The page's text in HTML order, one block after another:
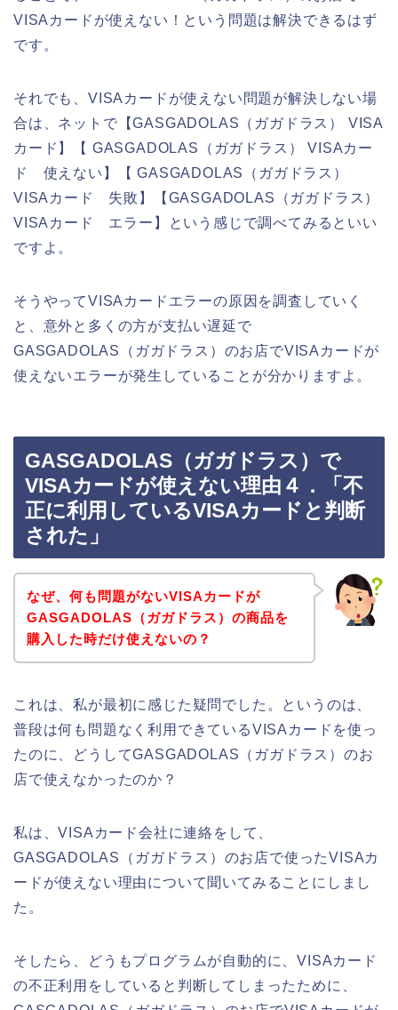
VISAカードが使えない！という問題は解決できるはず
です。
それでも、VISAカードが使えない問題が解決しない場
合は、ネットで【GASGADOLAS（ガガドラス） VISA
カード】【 GASGADOLAS（ガガドラス） VISAカー
ド 使えない】【 GASGADOLAS（ガガドラス）
VISAカード 失敗】【GASGADOLAS（ガガドラス）
VISAカード エラー】という感じで調べてみるといい
ですよ。
そうやってVISAカードエラーの原因を調査していく
と、意外と多くの方が支払い遅延で
GASGADOLAS（ガガドラス）のお店でVISAカードが
使えないエラーが発生していることが分かりますよ。
GASGADOLAS（ガガドラス）で
VISAカードが使えない理由４．「不
正に利用しているVISAカードと判断
された」
なぜ、何も問題がないVISAカードが
GASGADOLAS（ガガドラス）の商品を
購入した時だけ使えないの？
これは、私が最初に感じた疑問でした。というのは、
普段は何も問題なく利用できているVISAカードを使っ
たのに、どうしてGASGADOLAS（ガガドラス）のお
店で使えなかったのか？
私は、VISAカード会社に連絡をして、
GASGADOLAS（ガガドラス）のお店で使ったVISAカ
ードが使えない理由について聞いてみることにしまし
た。
そしたら、どうもプログラムが自動的に、VISAカード
の不正利用をしていると判断してしまったために、